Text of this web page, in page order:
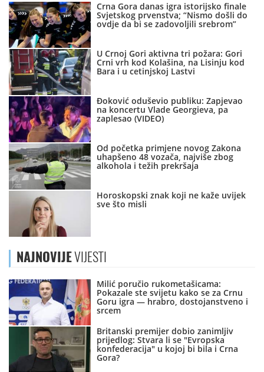
Crna Gora danas igra istorijsko finale
Svjetskog prvenstva; “Nismo došli do
ovdje da bi se zadovoljili srebrom”
U Crnoj Gori aktivna tri požara: Gori
Crni vrh kod Kolašina, na Lisinju kod
Bara i u cetinjskoj Lastvi
Đoković oduševio publiku: Zapjevao
na koncertu Vlade Georgieva, pa
zaplesao (VIDEO)
Od početka primjene novog Zakona
uhapšeno 48 vozača, najviše zbog
alkohola i težih prekršaja
Horoskopski znak koji ne kaže uvijek
sve što misli
NAJNOVIJEVIJESTI
Milić poručio rukometašicama:
Pokazale ste svijetu kako se za Crnu
Goru igra — hrabro, dostojanstveno i
srcem
Britanski premijer dobio zanimljiv
prijedlog: Stvara li se "Evropska
konfederacija" u kojoj bi bila i Crna
Gora?